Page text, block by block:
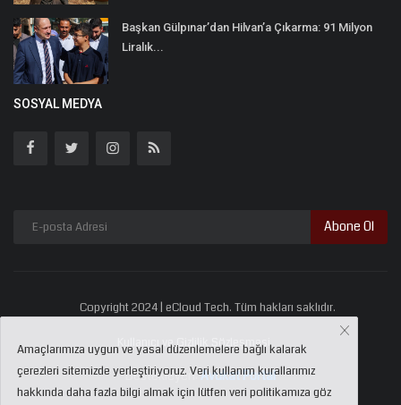
Başkan Gülpınar’dan Hilvan’a Çıkarma: 91 Milyon
Liralık...
SOSYAL MEDYA
Abone Ol
Copyright 2024 | eCloud Tech. Tüm hakları saklıdır.
Kullanıcı ve Gizlilik Sözleşmesi
Destekleyen:Avukat Portal
Amaçlarımıza uygun ve yasal düzenlemelere bağlı kalarak
çerezleri sitemizde yerleştiriyoruz. Veri kullanım kurallarımız
hakkında daha fazla bilgi almak için lütfen veri politikamıza göz